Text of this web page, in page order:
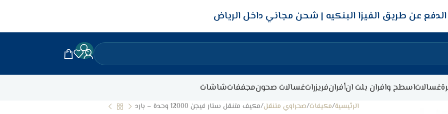
شحن مجاني داخل الرياض
غسالاتاسطح وافران بلت انأفرانفريزراتغسالات صحونمجففاتشاشات
الرئيسية مكيفات صحراوي متنقل مكيف متنقل ستار فيجن 12000 وحدة – بارد